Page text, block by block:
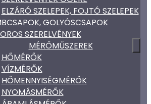
ELZÁRÓ SZELEPEK, FOJTÓ SZELEPEK
GOLYÓSCSAPOK
SZERELVÉNYEK
MÉRŐMŰSZEREK
HŐMÉRŐK
VÍZMÉRŐK
HŐMENNYISÉGMÉRŐK
NYOMÁSMÉRŐK